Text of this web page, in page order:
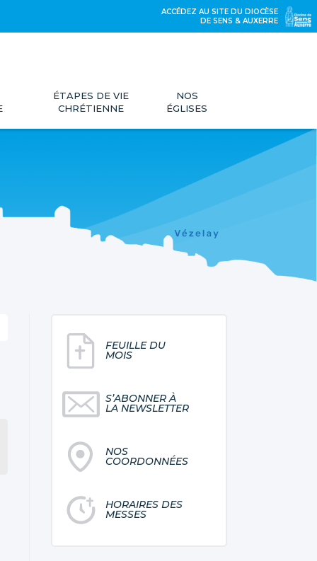
ACCÉDEZ AU SITE DU DIOCÈSE
DE SENS & AUXERRE
ÉTAPES DE VIE
CHRÉTIENNE
NOS
ÉGLISES
FEUILLE DU
MOIS
S’ABONNER À
LA NEWSLETTER
NOS
COORDONNÉES
HORAIRES DES
MESSES